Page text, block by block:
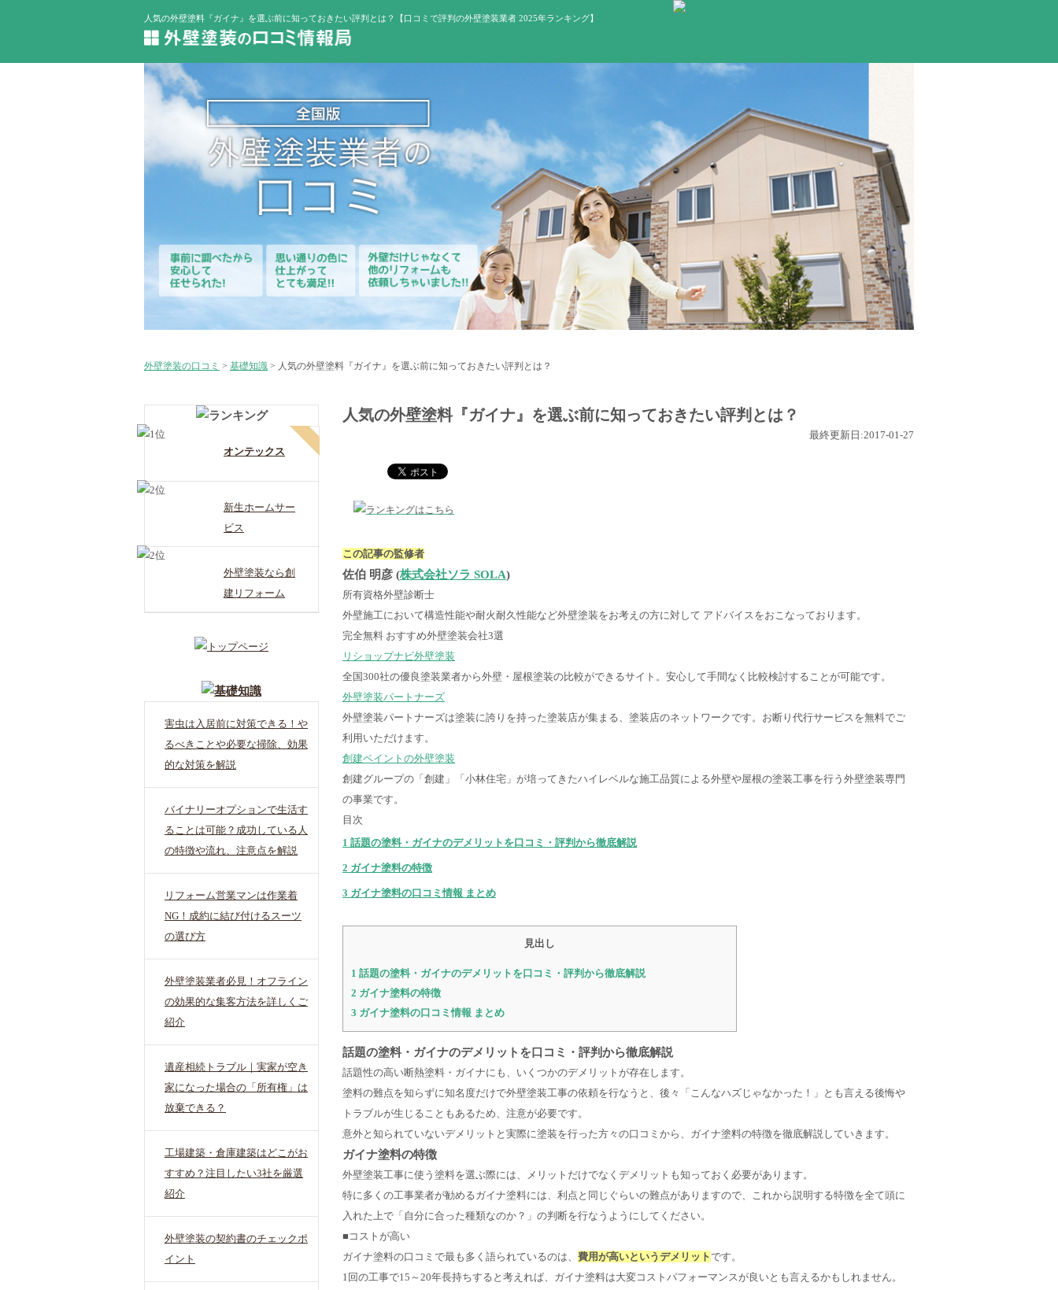
人気の外壁塗料『ガイナ』を選ぶ前に知っておきたい評判とは？【口コミで評判の外壁塗装業者 2025年ランキング】
外壁塗装の口コミ > 基礎知識 > 人気の外壁塗料『ガイナ』を選ぶ前に知っておきたい評判とは？
人気の外壁塗料『ガイナ』を選ぶ前に知っておきたい評判とは？
最終更新日:2017-01-27
この記事の監修者
佐伯 明彦 (株式会社ソラ SOLA)
所有資格外壁診断士
外壁施工において構造性能や耐火耐久性能など外壁塗装をお考えの方に対して アドバイスをおこなっております。
完全無料 おすすめ外壁塗装会社3選
リショップナビ外壁塗装
全国300社の優良塗装業者から外壁・屋根塗装の比較ができるサイト。安心して手間なく比較検討することが可能です。
外壁塗装パートナーズ
外壁塗装パートナーズは塗装に誇りを持った塗装店が集まる、塗装店のネットワークです。お断り代行サービスを無料でご
利用いただけます。
創建ペイントの外壁塗装
創建グループの「創建」「小林住宅」が培ってきたハイレベルな施工品質による外壁や屋根の塗装工事を行う外壁塗装専門
の事業です。
目次
1 話題の塗料・ガイナのデメリットを口コミ・評判から徹底解説
2 ガイナ塗料の特徴
3 ガイナ塗料の口コミ情報 まとめ
見出し
1 話題の塗料・ガイナのデメリットを口コミ・評判から徹底解説
2 ガイナ塗料の特徴
3 ガイナ塗料の口コミ情報 まとめ
話題の塗料・ガイナのデメリットを口コミ・評判から徹底解説
話題性の高い断熱塗料・ガイナにも、いくつかのデメリットが存在します。
塗料の難点を知らずに知名度だけで外壁塗装工事の依頼を行なうと、後々「こんなハズじゃなかった！」とも言える後悔や
トラブルが生じることもあるため、注意が必要です。
意外と知られていないデメリットと実際に塗装を行った方々の口コミから、ガイナ塗料の特徴を徹底解説していきます。
ガイナ塗料の特徴
外壁塗装工事に使う塗料を選ぶ際には、メリットだけでなくデメリットも知っておく必要があります。
特に多くの工事業者が勧めるガイナ塗料には、利点と同じぐらいの難点がありますので、これから説明する特徴を全て頭に
入れた上で「自分に合った種類なのか？」の判断を行なうようにしてください。
■コストが高い
ガイナ塗料の口コミで最も多く語られているのは、 費用が高いというデメリットです。
1回の工事で15～20年長持ちすると考えれば、ガイナ塗料は大変コストパフォーマンスが良いとも言えるかもしれません。
オンテックス
新生ホームサー
ビス
外壁塗装なら創
建リフォーム
害虫は入居前に対策できる！や
るべきことや必要な掃除、効果
的な対策を解説
バイナリーオプションで生活す
ることは可能？成功している人
の特徴や流れ、注意点を解説
リフォーム営業マンは作業着
NG！成約に結び付けるスーツ
の選び方
外壁塗装業者必見！オフライン
の効果的な集客方法を詳しくご
紹介
遺産相続トラブル｜実家が空き
家になった場合の「所有権」は
放棄できる？
工場建築・倉庫建築はどこがお
すすめ？注目したい3社を厳選
紹介
外壁塗装の契約書のチェックポ
イント